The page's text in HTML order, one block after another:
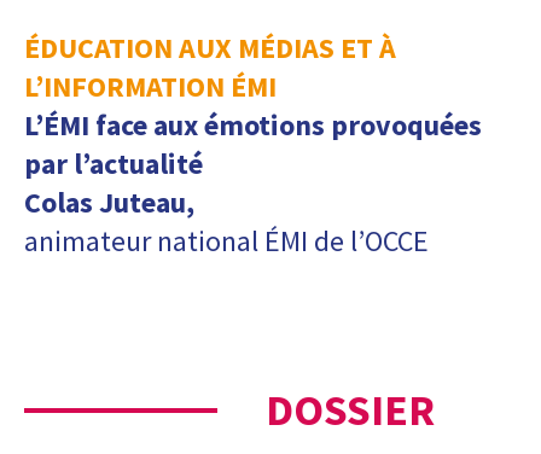
ÉDUCATION AUX MÉDIAS ET À
L’INFORMATION ÉMI
L’ÉMI face aux émotions provoquées
par l’actualité
Colas Juteau,
animateur national ÉMI de l’OCCE
DOSSIER